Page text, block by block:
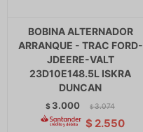
BOBINA ALTERNADOR
ARRANQUE - TRAC FORD-
JDEERE-VALT
23D10E148.5L ISKRA
DUNCAN
$ 3.000 $ 3.074
$ 2.550